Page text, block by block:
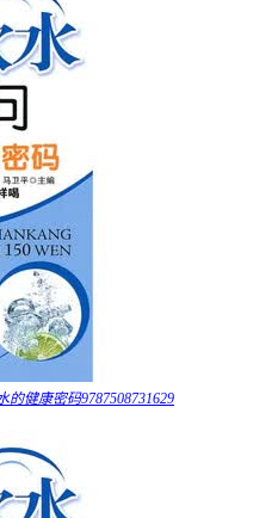
健康密码9787508731629